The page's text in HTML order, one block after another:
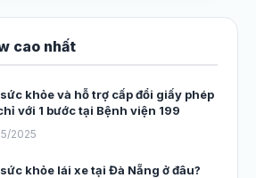
cao nhất
khỏe và hỗ trợ cấp đổi giấy phép
với 1 bước tại Bệnh viện 199
2025
khỏe lái xe tại Đà Nẵng ở đâu?